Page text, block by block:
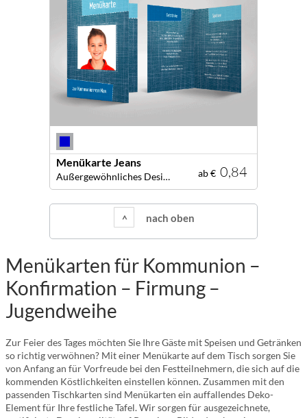
ab € 0,84
Menükarte Jeans
Außergewöhnliches Design! Kreative Menükarte für Ihre Festtafel!
nach oben
Menükarten für Kommunion –
Konfirmation – Firmung –
Jugendweihe
Zur Feier des Tages möchten Sie Ihre Gäste mit Speisen und Getränken
so richtig verwöhnen? Mit einer Menükarte auf dem Tisch sorgen Sie
von Anfang an für Vorfreude bei den Festteilnehmern, die sich auf die
kommenden Köstlichkeiten einstellen können. Zusammen mit den
passenden Tischkarten sind Menükarten ein auffallendes Deko-
Element für Ihre festliche Tafel. Wir sorgen für ausgezeichnete,